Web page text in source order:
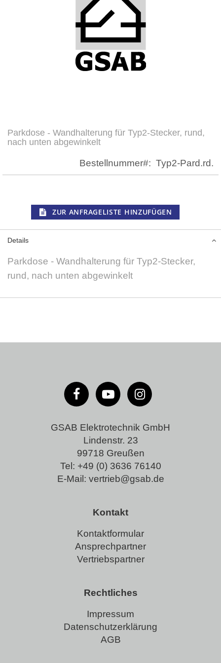
Parkdose - Wandhalterung für Typ2-Stecker, rund,
nach unten abgewinkelt
Bestellnummer Typ2-Pard.rd.
ZUR ANFRAGELISTE HINZUFÜGEN
Zum
Anfang
Bildergalerie
Details
Parkdose - Wandhalterung für Typ2-Stecker,
rund, nach unten abgewinkelt
GSAB Elektrotechnik GmbH
Lindenstr. 23
99718 Greußen
Tel: +49 (0) 3636 76140
E-Mail: vertrieb@gsab.de
Kontakt
Kontaktformular
Ansprechpartner
Vertriebspartner
Rechtliches
Impressum
Datenschutzerklärung
AGB